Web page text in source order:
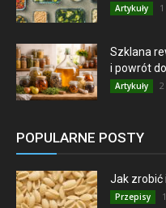
Artykuły
Szklana
i powrót do
Artykuły
POPULARNE POSTY
Jak zrobić
Przepisy